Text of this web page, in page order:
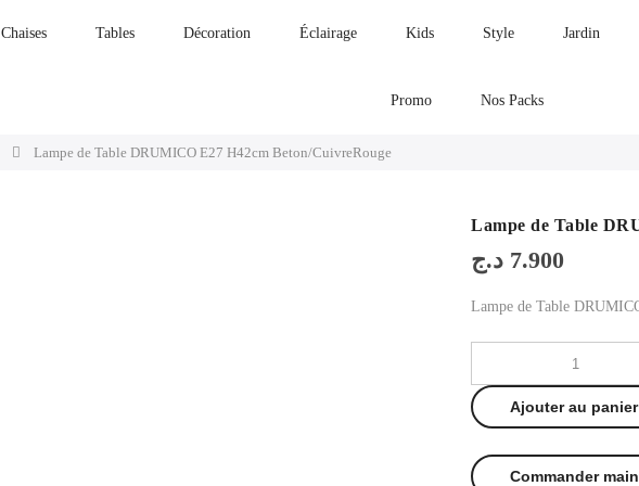
Chaises Tables Décoration Éclairage Kids Style Jardin
Promo Nos Packs
Lampe de Table DRUMICO E27 H42cm Beton/CuivreRouge
Lampe de Table
7.900 د.ج
Lampe de Table
Ajouter au panier
Commander